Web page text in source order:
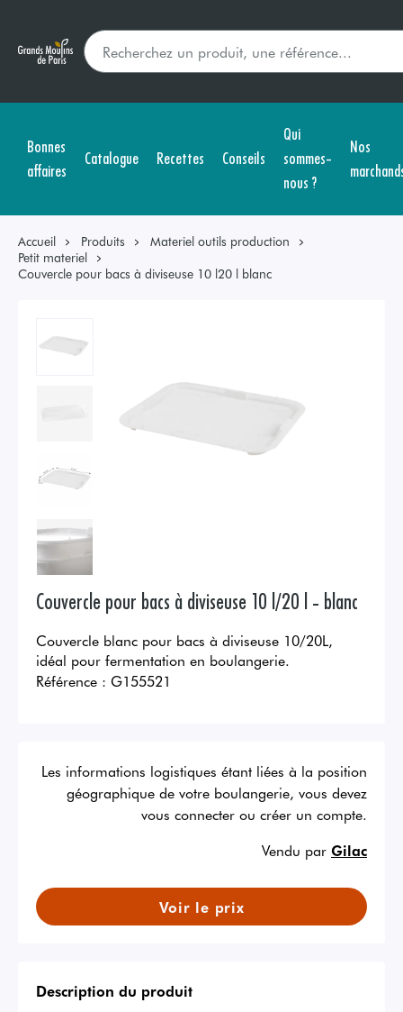
Bonnes
affaires
Catalogue Recettes Conseils
Qui
sommes-
nous ?
Nos
Accueil Produits
Materiel outils production
Petit materiel
Couvercle pour bacs à diviseuse 10 l20 l blanc
Couvercle pour bacs à diviseuse 10 l/20 l - blanc
Couvercle blanc pour bacs à diviseuse 10/20L,
idéal pour fermentation en boulangerie.
Référence : G155521
Les informations logistiques étant liées à la position
géographique de votre boulangerie, vous devez
vous connecter ou créer un compte.
Vendu par Gilac
Voir le prix
Description du produit